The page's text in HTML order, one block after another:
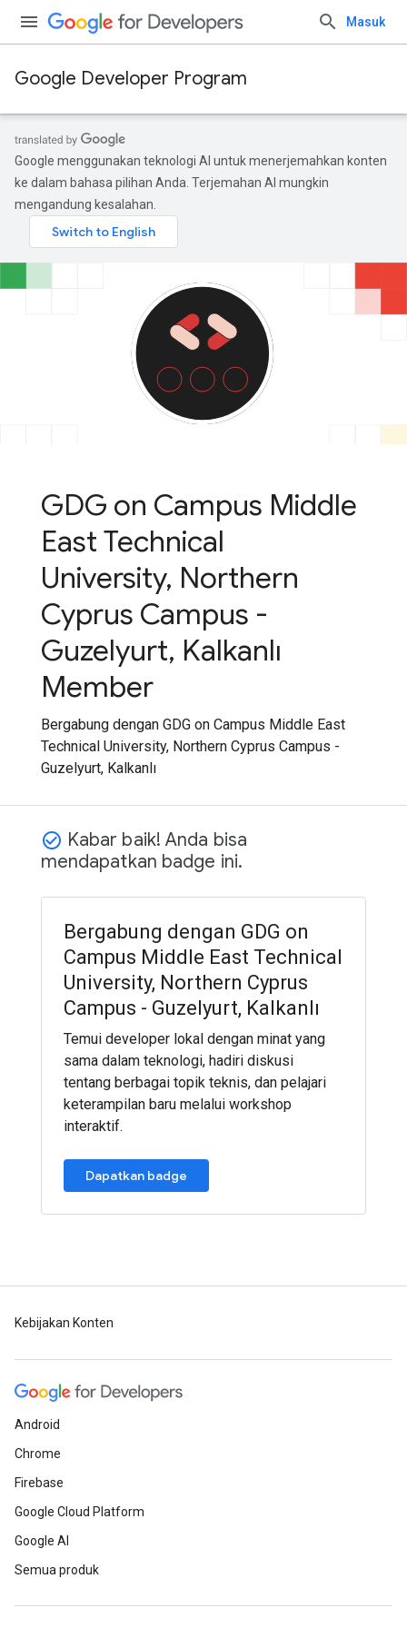
Masuk
Google Developer Program
Google menggunakan teknologi AI untuk menerjemahkan konten
ke dalam bahasa pilihan Anda. Terjemahan AI mungkin
mengandung kesalahan.
GDG on Campus Middle
East Technical
University, Northern
Cyprus Campus -
Guzelyurt, Kalkanlı
Member
Bergabung dengan GDG on Campus Middle East
Technical University, Northern Cyprus Campus -
Guzelyurt, Kalkanlı
check_circle_outline Kabar baik! Anda bisa
mendapatkan badge ini.
Bergabung dengan GDG on
Campus Middle East Technical
University, Northern Cyprus
Campus - Guzelyurt, Kalkanlı
Temui developer lokal dengan minat yang
sama dalam teknologi, hadiri diskusi
tentang berbagai topik teknis, dan pelajari
keterampilan baru melalui workshop
interaktif.
Dapatkan badge
Kebijakan Konten
Android
Chrome
Firebase
Google Cloud Platform
Google AI
Semua produk